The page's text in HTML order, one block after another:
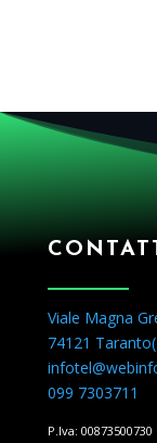
Viale Magna
74121 Taranto(
099 7303711
P.Iva: 00873500730